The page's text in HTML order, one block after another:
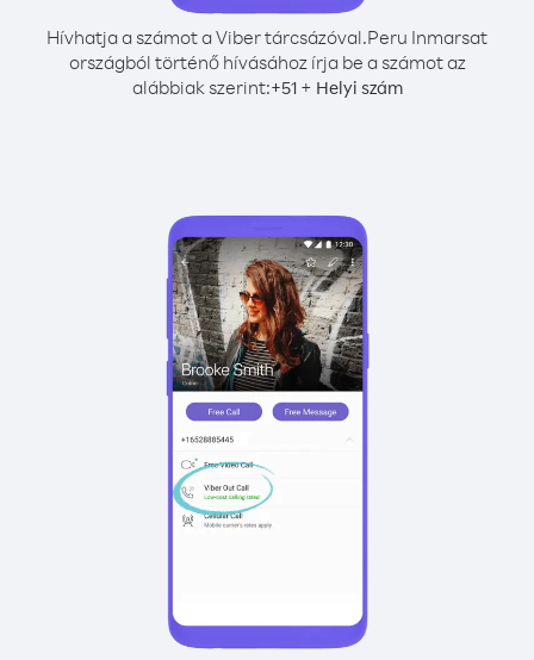
Hívhatja a számot a Viber tárcsázóval.Peru Inmarsat
országból történő hívásához írja be a számot az
alábbiak szerint:+51+ Helyi szám